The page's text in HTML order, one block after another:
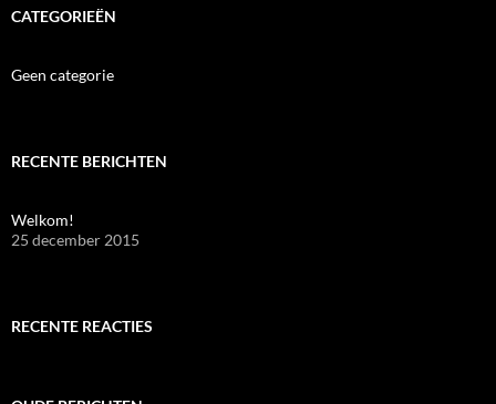
CATEGORIEËN
Geen categorie
RECENTE BERICHTEN
Welkom!
25 december 2015
RECENTE REACTIES